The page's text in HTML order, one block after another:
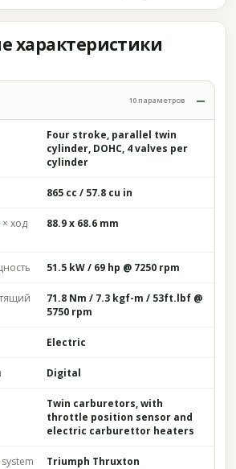
характеристики
10 параметров
Four stroke, parallel twin
cylinder, DOHC, 4 valves per
cylinder
865 cc / 57.8 cu in
ход
88.9 x 68.6 mm
51.5 kW / 69 hp @ 7250 rpm
71.8 Nm / 7.3 kgf-m / 53ft.lbf @
5750 rpm
Electric
Digital
Twin carburetors, with
throttle position sensor and
electric carburettor heaters
Triumph Thruxton